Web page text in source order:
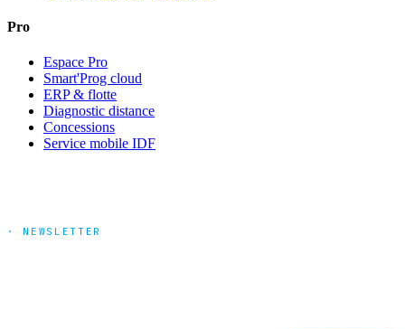
Pro
Espace Pro
Smart'Prog cloud
ERP & flotte
Diagnostic distance
Concessions
Service mobile IDF
· NEWSLETTER